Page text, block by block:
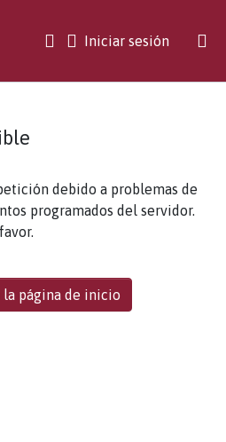
Iniciar sesión(current)
debido a problemas de
programados del servidor.
la página de inicio